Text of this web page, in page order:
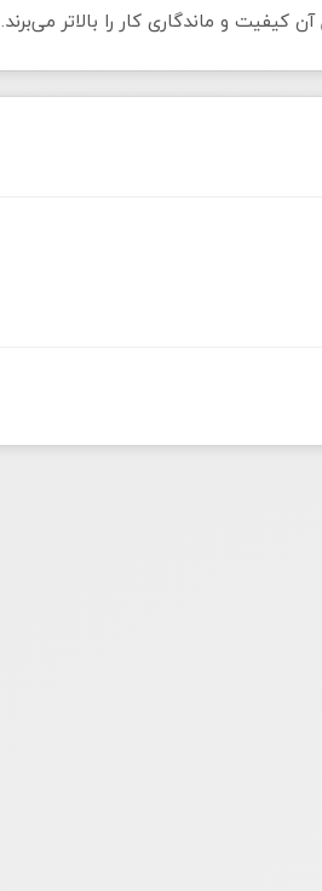
و ماندگاری کار را بالاتر می‌برند.